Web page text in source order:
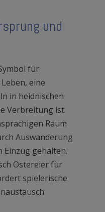
und
für
eine
in heidnischen
Verbreitung ist
Raum
Auswanderung
Einzug gehalten.
Ostereier für
spielerische